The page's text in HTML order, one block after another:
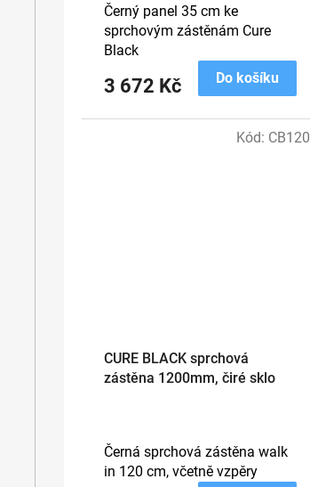
3 672 Kč Do košíku
Černý panel 35 cm ke
sprchovým zástěnám Cure
Black
CURE BLACK sprchová
zástěna 1200mm, čiré sklo
Černá sprchová zástěna walk
in 120 cm, včetně vzpěry
Kód: CB120